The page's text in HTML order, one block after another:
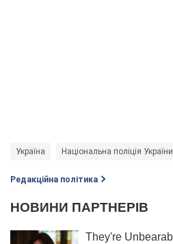
Україна Національна поліція України
Редакційна політика